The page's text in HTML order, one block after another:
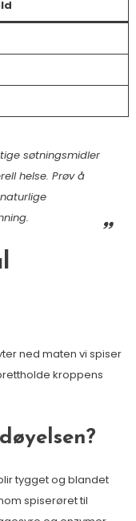
søtningsmidler
helse. Prøv å
ned maten vi spiser
kroppens
tygget og blandet
spiserøret til